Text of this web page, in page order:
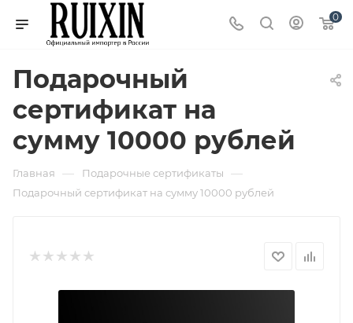
0
Подарочный
сертификат на
сумму 10000 рублей
Главная — Подарочные сертификаты —
Подарочный сертификат на сумму 10000 рублей